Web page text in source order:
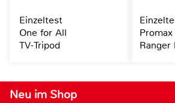
Neu im Shop
Einzeltest
One for All
TV-Tripod
Promax
Ranger